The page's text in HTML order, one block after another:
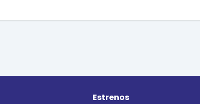
Estrenos